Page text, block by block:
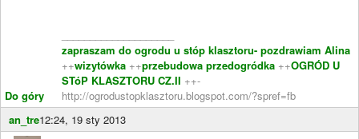
Do góry
zapraszam do ogrodu u stóp klasztoru- pozdrawiam Alina
++wizytówka ++przebudowa przedogródka ++OGRÓD U
STóP KLASZTORU CZ.II ++-
http://ogrodustopklasztoru.blogspot.com/?spref=fb
an_tre12:24, 19 sty 2013